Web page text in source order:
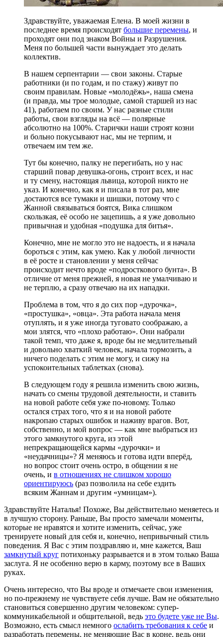
Здравствуйте, уважаемая Елена. В моей жизни в
последнее время происходят большие перемены, и
проходят они под знаком Войны и Разрушения.
Меня по большей части вынуждает это делать
коллектив.
В нашем серпентарии — свои законы. Старые
работники (и по годам, и по стажу) живут по
своим правилам. Новые «молодёжь», наша смена
(и правда, мы трое молодые, самой старшей из нас
41), работаем по своим. У нас разные стили
работы, свои взгляды на всё — полярные
абсолютно на 100%. Старички наши строят козни
и больно покусывают нас, мы не терпим, и
отвечаем им тем же.
Тут бы конечно, палку не перегибать, но у нас
старший повар девушка-огонь, строит всех, и нас
и ту смену, настоящая львица, которой никто не
указ. И конечно, как я и писала в тот раз, мне
достаются все тумаки и шишки, потому что с
Жанной связываться боятся, Вика слишком
скользкая, её особо не зацепишь, а я уже довольно
привычная и удобная «подушка для битья».
Конечно, мне не могло это не надоесть, и я начала
бороться с этим, как умею. Как у любой личности
в её росте и становлении у меня сейчас
происходит нечто вроде «подросткового бунта». В
отличие от меня прежней, я новая не умалчиваю и
не терплю, а сразу отвечаю на их нападки.
Проблема в том, что я до сих пор «дурочка»,
«простушка», «овца». Эта работа начала меня
отуплять, и я уже иногда туговато соображаю, а
мои злятся, что «плохо работаю». Они набрали
такой темп, что даже я, вроде бы не медлительный
и довольно хваткий человек, начала тормозить, а
ничего поделать с этим не могу, и сижу на
успокоительных таблетках (снова).
В следующем году я решила изменить свою жизнь,
начать со смены трудовой деятельности, и ставить
на новой работе себя уже по-новому. Только
остался страх того, что я и на новой работе
накропаю старых ошибок и наживу врагов. Вот,
собственно, и мой вопрос — как мне выбраться из
этого замкнутого круга, из этой
непрекращающейся кармы «дурочки» и
«неудачницы»? Я меняюсь и готова идти вперёд,
но вопрос стоит очень остро, в общении я не
очень, и в отношениях не слишком хорошо
ориентируюсь (раз позволила на себе ездить
всяким Жаннам и другим «умницам»).
Здравствуйте Наталья! Похоже, Вы действительно меняетесь и
в лучшую сторону. Раньше, Вы просто замечали моменты,
которые не нравятся и хотите изменить, сейчас, уже
тренируете новый для себя и, конечно, непривычный стиль
поведения. Я Вас с этим поздравляю и, мне кажется, Ваш
замкнутый круг потихоньку разрывается и в этом только Ваша
заслуга. Я не особенно верю в карму, поэтому все в Ваших
руках.
Очень интересно, что Вы вроде и отмечаете свои изменения,
но по-прежнему не чувствуете себя лучше. Вам не обязательно
становиться совершенно другим человеком: супер-
коммуникабельной и общительной, ведь это будете уже не Вы.
Возможно, есть смысл немного ослабить требования к себе и
разработать перемены, не меняющие Вас в корне, ведь они